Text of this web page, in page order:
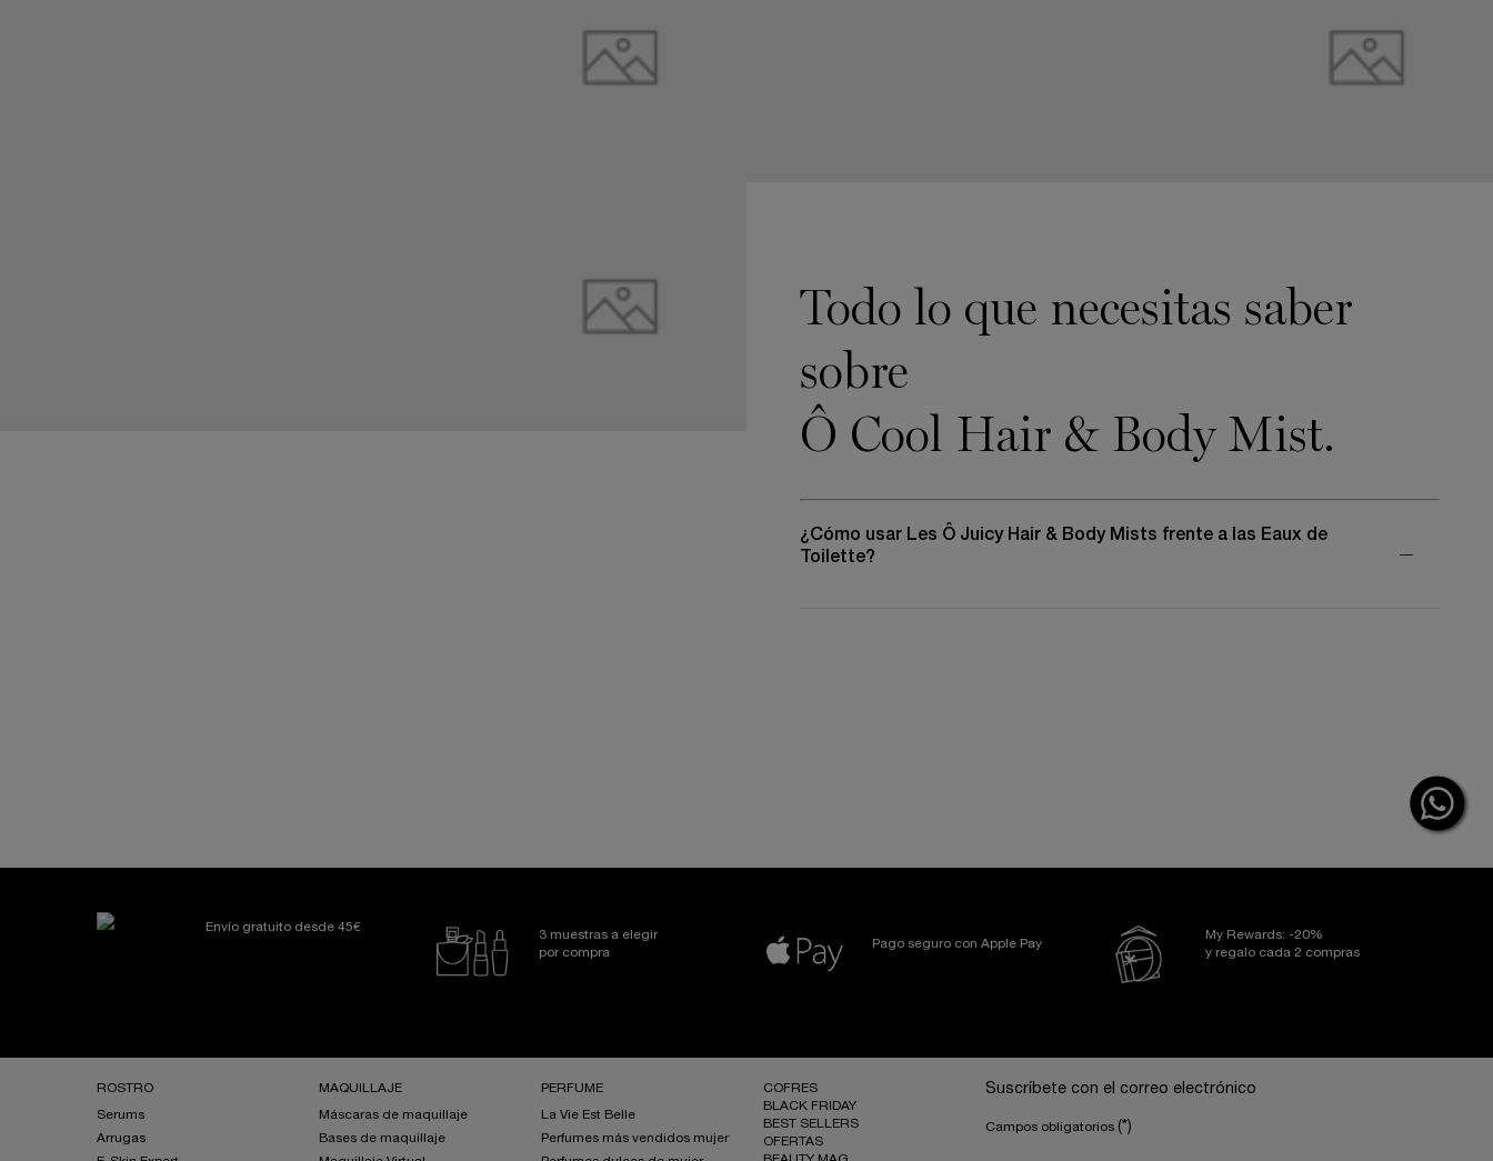
Todo lo que necesitas saber
sobre
Ô Cool Hair & Body Mist.
¿Cómo usar Les Ô Juicy Hair & Body Mists frente a las Eaux de
Toilette?
Les Ô Eaux
Formuladas para garantizar una excelente fijación, estas fragancias crean una estela
huella inolvidable allá donde vayas. Para optimizar su rendimiento, centra la aplicación
*Este producto no protege del sol. Evita la exposición intencionada al sol. En caso de exposición solar, utiliza
siempre un protector solar adecuado.
Envío gratuito desde 45€
3 muestras a elegir
por compra
Pago seguro con Apple Pay
My Rewards: -20%
y regalo cada 2 compras
ROSTRO
Serums
Arrugas
MAQUILLAJE
Máscaras de maquillaje
Bases de maquillaje
PERFUME
La Vie Est Belle
Perfumes más vendidos mujer
COFRES
BLACK FRIDAY
BEST SELLERS
OFERTAS
Suscríbete con el correo electrónico
Campos obligatorios (*)